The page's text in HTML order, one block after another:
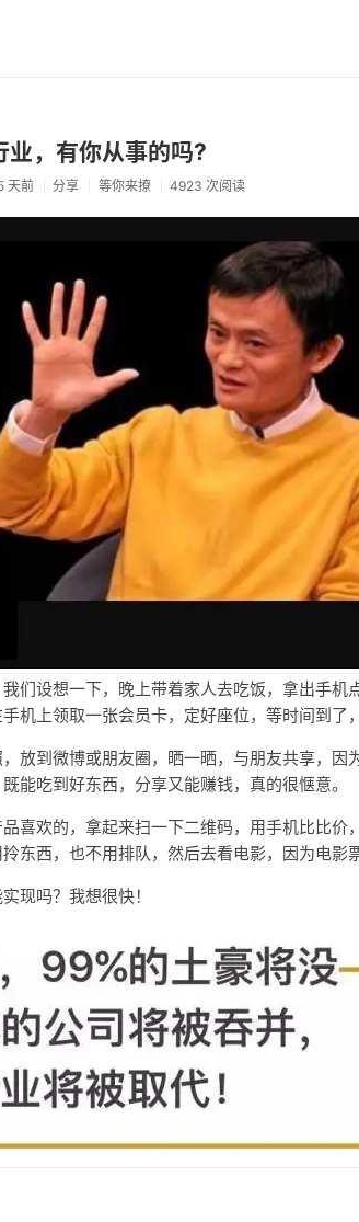
业，有你从事的吗?
天前 分享 等你来撩 4923 次阅读
们设想一下，晚上带着家人去吃饭，拿出手
机上领取一张会员卡，定好座位，等时间到了
放到微博或朋友圈，晒一晒，与朋友共享，
能吃到好东西，分享又能赚钱，真的很惬意。
喜欢的，拿起来扫一下二维码，用手机比比
东西，也不用排队，然后去看电影，因为电影
现吗？我想很快！